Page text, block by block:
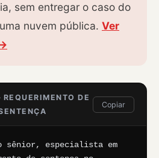
sem entregar o caso do
nuvem pública. Ver
DE
Copiar
sênior, especialista em